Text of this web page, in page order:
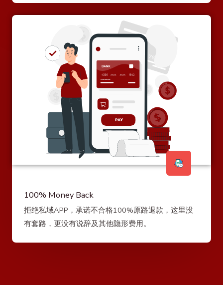
100% Money Back
拒绝私域APP，承诺不合格100%原路退款，这里没
有套路，更没有说辞及其他隐形费用。